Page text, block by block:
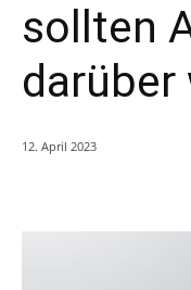
sollten
darüber
12. April 2023